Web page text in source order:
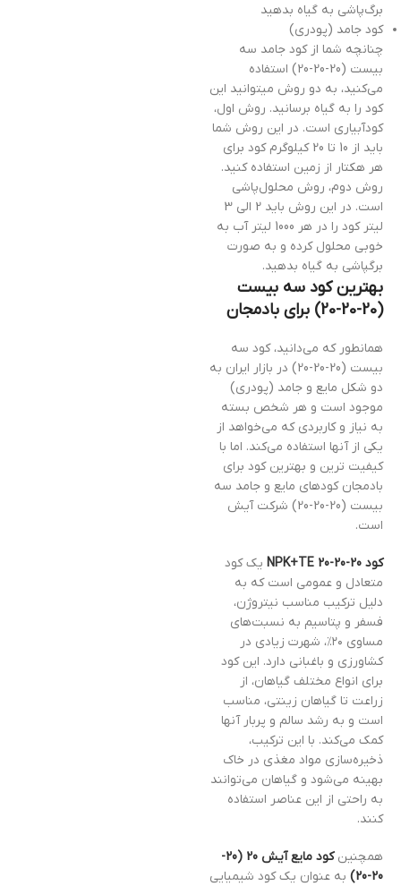
برگ‌پاشی به گیاه بدهید
کود جامد (پودری)
چنانچه شما از کود جامد سه
بیست (20-20-20) استفاده
می‌کنید، به دو روش میتوانید این
کود را به گیاه برسانید. روش اول،
کودآبیاری است. در این روش شما
باید از 10 تا 20 کیلوگرم کود برای
هر هکتار از زمین استفاده کنید.
روش دوم، روش محلول‌پاشی
است. در این روش باید 2 الی 3
لیتر کود را در هر 1000 لیتر آب به
خوبی محلول کرده و به صورت
برگپاشی به گیاه بدهید.
بهترین کود سه بیست
(20-20-20) برای بادمجان
همانطور که می‌دانید، کود سه
بیست (20-20-20) در بازار ایران به
دو شکل مایع و جامد (پودری)
موجود است و هر شخص بسته
به نیاز و کاربردی که می‌خواهد از
یکی از آنها استفاده می‌کند. اما با
کیفیت ترین و بهترین کود برای
بادمجان کودهای مایع و جامد سه
بیست (20-20-20) شرکت آیش
است.
کود NPK+TE 20-20-20
یک کود
متعادل و عمومی است که به
دلیل ترکیب مناسب نیتروژن،
فسفر و پتاسیم به نسبت‌های
مساوی ۲۰٪، شهرت زیادی در
کشاورزی و باغبانی دارد. این کود
برای انواع مختلف گیاهان، از
زراعت تا گیاهان زینتی، مناسب
است و به رشد سالم و پربار آنها
کمک می‌کند. با این ترکیب،
ذخیره‌سازی مواد مغذی در خاک
بهینه می‌شود و گیاهان می‌توانند
به راحتی از این عناصر استفاده
کنند.
همچنین
کود مایع آیش 20 (20-
20-20)
به عنوان یک کود شیمیایی